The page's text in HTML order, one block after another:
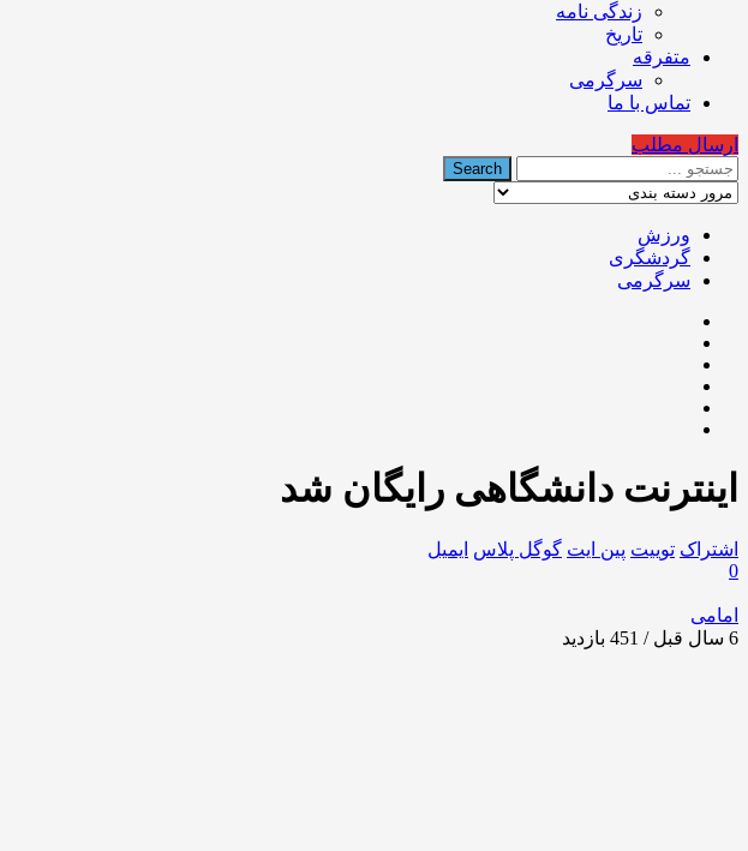
زندگی نامه
تاریخ
متفرقه
سرگرمی
تماس با ما
ارسال مطلب
ورزش
گردشگری
سرگرمی
اینترنت دانشگاهی رایگان شد
اشتراک توییت پین ایت گوگل‌ پلاس ایمیل
0
امامی
6 سال قبل / 451
بازدید